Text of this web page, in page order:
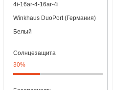
4i-16ar-4-16ar-4i
Winkhaus DuoPort (Германия)
Белый
Солнцезащита
30%